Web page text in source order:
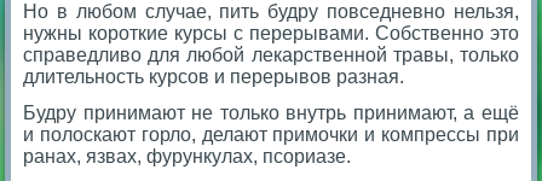
Но в любом случае, пить будру повседневно нельзя,
нужны короткие курсы с перерывами. Собственно это
справедливо для любой лекарственной травы, только
длительность курсов и перерывов разная.
Будру принимают не только внутрь принимают, а ещё
и полоскают горло, делают примочки и компрессы при
ранах, язвах, фурункулах, псориазе.